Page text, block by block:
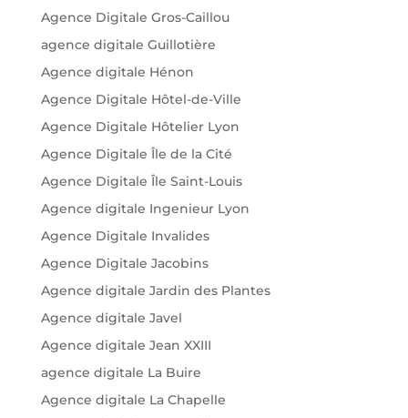
Agence Digitale Gros-Caillou
agence digitale Guillotière
Agence digitale Hénon
Agence Digitale Hôtel-de-Ville
Agence Digitale Hôtelier Lyon
Agence Digitale Île de la Cité
Agence Digitale Île Saint-Louis
Agence digitale Ingenieur Lyon
Agence Digitale Invalides
Agence Digitale Jacobins
Agence digitale Jardin des Plantes
Agence digitale Javel
Agence digitale Jean XXIII
agence digitale La Buire
Agence digitale La Chapelle